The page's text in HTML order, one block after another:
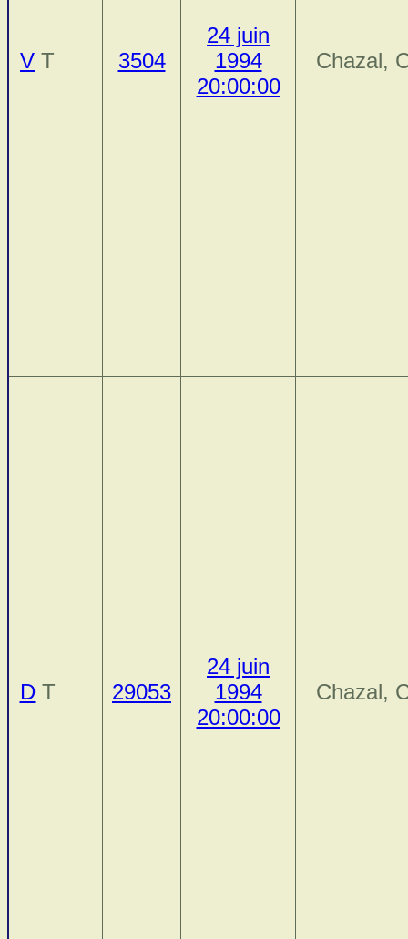
V T 3504
24 juin
1994
20:00:00
Chazal,
DT 29053
24 juin
1994
20:00:00
Chazal,